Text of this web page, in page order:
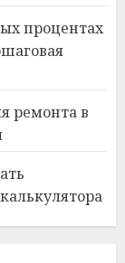
процентах
ремонта в